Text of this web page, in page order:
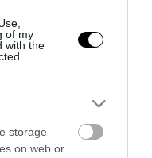
of my
with the
storage
on web or